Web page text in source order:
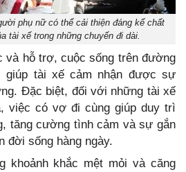
phụ nữ có thể cải thiện đáng kể chất
tài xế trong những chuyến đi dài.
và hỗ trợ, cuộc sống trên đường
giúp tài xế cảm nhận được sự
Đặc biệt, đối với những tài xế
việc có vợ đi cùng giúp duy trì
tăng cường tình cảm và sự gắn
đời sống hàng ngày.
khoảnh khắc mệt mỏi và căng